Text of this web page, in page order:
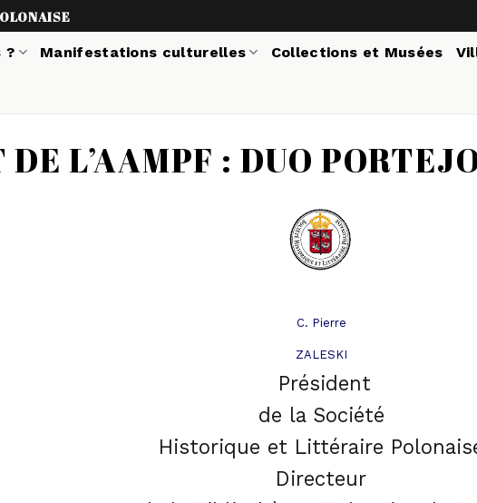
? Manifestations culturelles Collections et Musées
DE L’AAMPF : DUO
C. Pierre
ZALESKI
Président
de la Société
Historique et Littéraire
Directeur